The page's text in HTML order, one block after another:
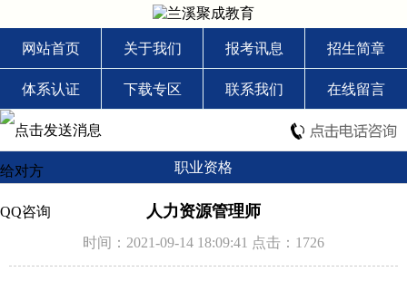
网站首页 关于我们 报考讯息 招生简章
体系认证 下载专区 联系我们 在线留言
QQ咨询
职业资格
人力资源管理师
时间：2021-09-14 18:09:41 点击： 1726